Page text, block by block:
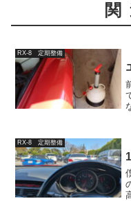
RX-8 定期整備
RX-8 定期整備